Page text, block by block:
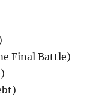
Final Battle)